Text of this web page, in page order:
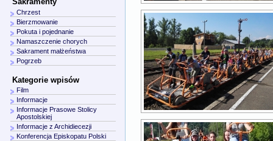
Chrzest
Bierzmowanie
Pokuta i pojednanie
Namaszczenie chorych
Sakrament małżeństwa
Pogrzeb
Kategorie wpisów
Film
Informacje
Informacje Prasowe Stolicy
Apostolskiej
Informacje z Archidiecezji
Konferencja Episkopatu Polski